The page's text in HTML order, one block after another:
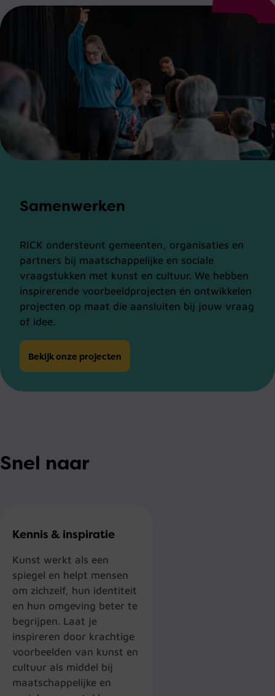
Samenwerken
RICK ondersteunt gemeenten, organisaties en
partners bij maatschappelijke en sociale
vraagstukken met kunst en cultuur. We hebben
inspirerende voorbeeldprojecten én ontwikkelen
projecten op maat die aansluiten bij jouw vraag
of idee.
Bekijk onze projecten
Snel naar
Kennis & inspiratie
Kunst werkt als een
spiegel en helpt mensen
om zichzelf, hun identiteit
en hun omgeving beter te
begrijpen. Laat je
inspireren door krachtige
voorbeelden van kunst en
cultuur als middel bij
maatschappelijke en